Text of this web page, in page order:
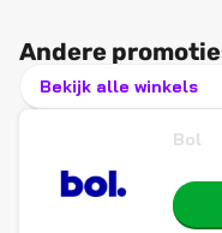
Andere
Bekijk alle winkels
Bol